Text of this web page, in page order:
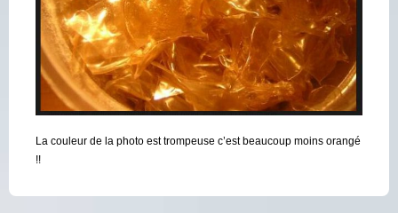
La couleur de la photo est trompeuse c’est beaucoup moins orangé
!!